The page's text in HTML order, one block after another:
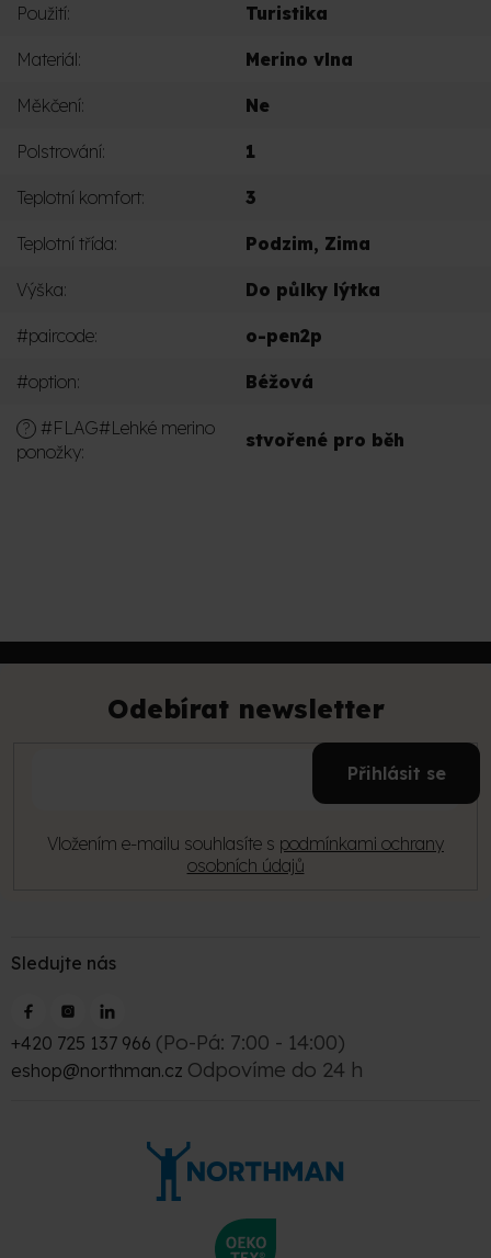
Použití: Turistika
Materiál: Merino vlna
Měkčení: Ne
Polstrování: 1
Teplotní komfort: 3
Teplotní třída: Podzim, Zima
Výška: Do půlky lýtka
#paircode: o-pen2p
#option: Béžová
?
#FLAG#Lehké merino
ponožky:
stvořené pro běh
Odebírat newsletter
Vložením e-mailu souhlasíte s podmínkami ochrany
osobních údajů
Přihlásit se
Sledujte nás
+420 725 137 966 (Po-Pá: 7:00 - 14:00)
eshop@northman.cz Odpovíme do 24 h